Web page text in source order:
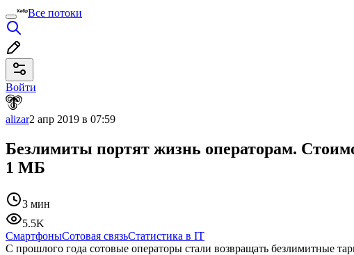
Все потоки
Войти
alizar2 апр 2019 в 07:59
Безлимиты портят жизнь операторам.
1 МБ
3 мин
5.5K
СмартфоныСотовая связьСтатистика в IT
С прошлого года сотовые операторы стали возвращать безлимитные